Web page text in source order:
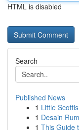
HTML is disabled
Search
Published News
1 Little
1 Desain
1 This Guide